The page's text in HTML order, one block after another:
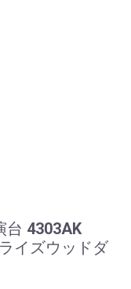
台 4303AK
イズウッドダ